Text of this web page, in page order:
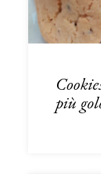
più